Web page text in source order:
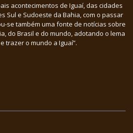
acontecimentos de Iguaí, das cidades
Sul e Sudoeste da Bahia, com o passar
se também uma fonte de notícias sobre
do Brasil e do mundo, adotando o lema
trazer o mundo a Iguaí”.